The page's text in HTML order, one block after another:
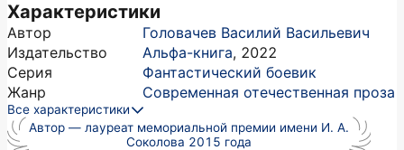
Характеристики
Автор
Головачев Василий Васильевич
Издательство
Альфа-книга, 2022
Серия
Фантастический боевик
Жанр
Современная отечественная проза
Все характеристики
Автор — лауреат мемориальной премии имени И. А.
Соколова 2015 года